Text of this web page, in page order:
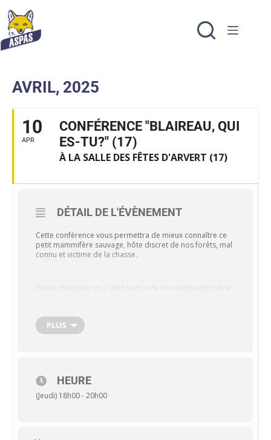
AVRIL, 2025
10
APR
CONFÉRENCE "BLAIREAU, QUI
ES-TU?" (17)
À LA SALLE DES FÊTES D'ARVERT (17)
DÉTAIL DE L'ÉVÈNEMENT
Cette conférence vous permettra de mieux connaître ce
petit mammifère sauvage, hôte discret de nos forêts, mal
connu et victime de la chasse.
Venez découvrir ce « petit ours » de nos campagnes et le
En partenariat avec l’Association Natvert.
delegation17@aspas-nature.org
PLUS
HEURE
(Jeudi) 18h00 - 20h00